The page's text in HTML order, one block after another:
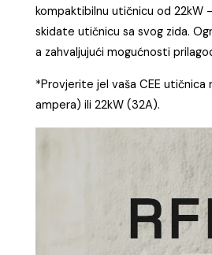
kompaktibilnu utičnicu od 22kW
skidate utičnicu sa svog zida.
a zahvaljujući mogućnosti
*Provjerite jel vaša CEE utičnica
ampera) ili 22kW (32A).